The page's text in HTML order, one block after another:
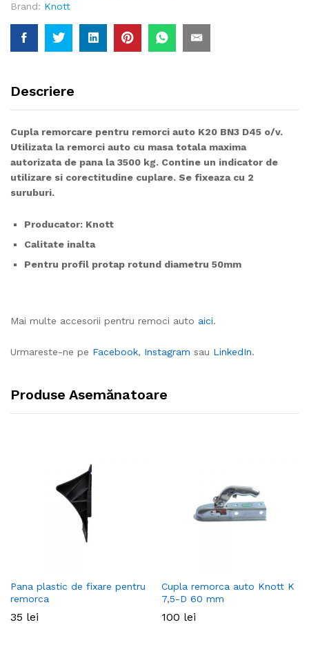
Brand: Knott
Descriere
Cupla remorcare pentru remorci auto K20 BN3 D45 o/v.
Utilizata la remorci auto cu masa totala maxima
autorizata de pana la 3500 kg. Contine un indicator de
utilizare si corectitudine cuplare. Se fixeaza cu 2
suruburi.
Producator: Knott
Calitate inalta
Pentru profil protap rotund diametru 50mm
Mai multe accesorii pentru remoci auto aici.
Urmareste-ne pe Facebook, Instagram sau LinkedIn.
Produse Asemănatoare
Pana plastic de fixare pentru
remorca
35 lei
Cupla remorca auto Knott K
7,5-D 60 mm
100 lei